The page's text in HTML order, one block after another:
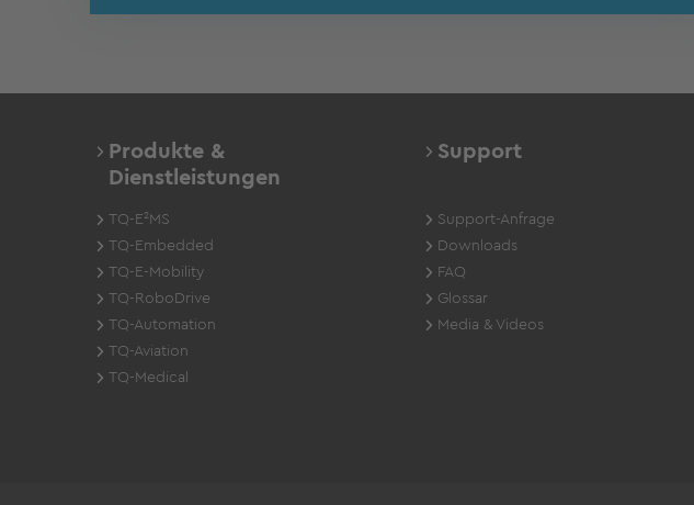
Produkte &
Dienstleistungen
TQ-E²MS
TQ-Embedded
TQ-E-Mobility
TQ-RoboDrive
TQ-Automation
TQ-Aviation
TQ-Medical
Support
Support-Anfrage
Downloads
FAQ
Glossar
Media & Videos